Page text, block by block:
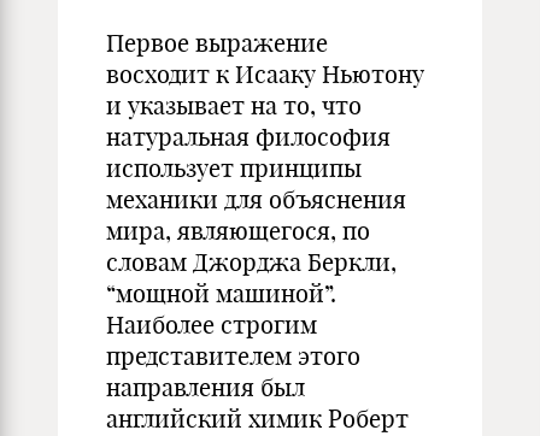
Первое выражение
восходит к Исааку Ньютону
и указывает на то, что
натуральная философия
использует принципы
механики для объяснения
мира, являющегося, по
словам Джорджа Беркли,
“мощной машиной”.
Наиболее строгим
представителем этого
направления был
английский химик Роберт